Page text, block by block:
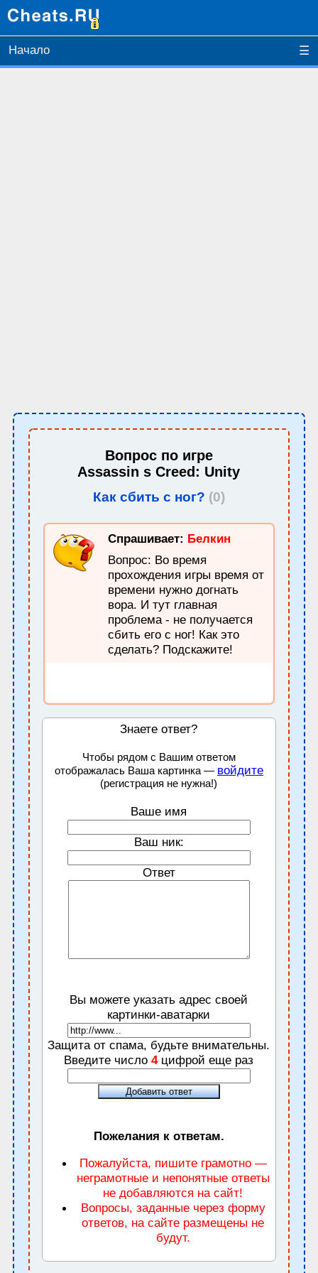
Начало ☰
Вопрос по игре
Assassin s Creed: Unity
Как сбить с ног? (0)
Спрашивает: Белкин
Вопрос: Во время
прохождения игры время от
времени нужно догнать
вора. И тут главная
проблема - не получается
сбить его с ног! Как это
сделать? Подскажите!
Знаете ответ?
Чтобы рядом с Вашим ответом
отображалась Ваша картинка — войдите
(регистрация не нужна!)
Ваше имя
Ваш ник:
Ответ
Вы можете указать адрес своей
картинки-аватарки
Защита от спама, будьте внимательны.
Введите число4цифрой еще раз
Пожелания к ответам.
Пожалуйста, пишите грамотно —
неграмотные и непонятные ответы
не добавляются на сайт!
Вопросы, заданные через форму
ответов, на сайте размещены не
будут.